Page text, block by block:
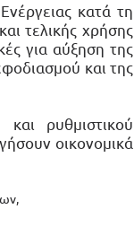
κατά τη
τελικής χρήσης
για αύξηση της
και της
και ρυθμιστικού
οικονομικά